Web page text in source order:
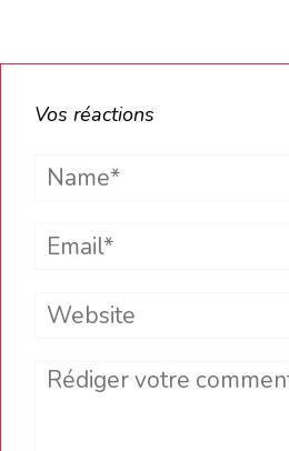
Vos réactions
Name*
Email*
Website
Comment